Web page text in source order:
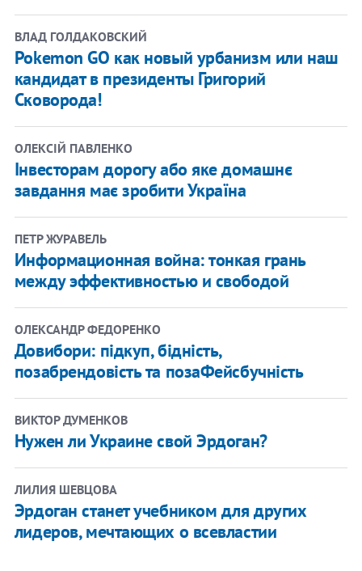
ВЛАД ГОЛДАКОВСКИЙ
Pokemon GO как новый урбанизм или наш
кандидат в президенты Григорий
Сковорода!
ОЛЕКСІЙ ПАВЛЕНКО
Інвесторам дорогу або яке домашнє
завдання має зробити Україна
ПЕТР ЖУРАВЕЛЬ
Информационная война: тонкая грань
между эффективностью и свободой
ОЛЕКСАНДР ФЕДОРЕНКО
Довибори: підкуп, бідність,
позабрендовість та позаФейсбучність
ВИКТОР ДУМЕНКОВ
Нужен ли Украине свой Эрдоган?
ЛИЛИЯ ШЕВЦОВА
Эрдоган станет учебником для других
лидеров, мечтающих о всевластии